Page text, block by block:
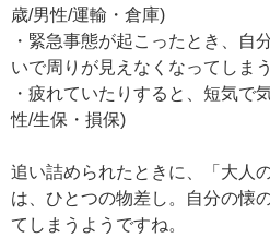
歳/男性/運輸・倉庫)
・緊急事態が起こったとき、自
いで周りが見えなくなってしま
・疲れていたりすると、短気で
性/生保・損保)
追い詰められたときに、「大人
は、ひとつの物差し。自分の懐
てしまうようですね。